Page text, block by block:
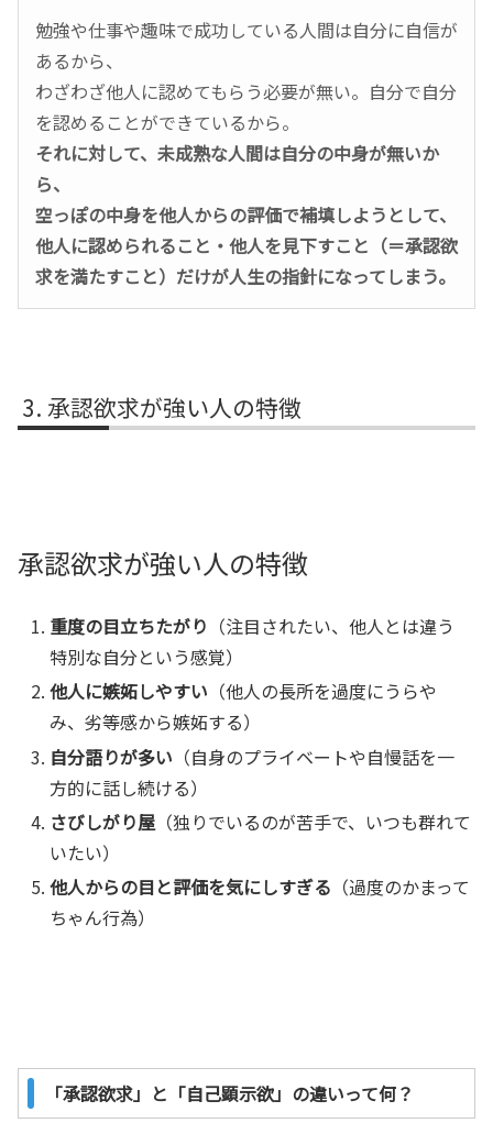
勉強や仕事や趣味で成功している人間は自分に自信が
あるから、
わざわざ他人に認めてもらう必要が無い。自分で自分
を認めることができているから。
それに対して、未成熟な人間は自分の中身が無いか
ら、
空っぽの中身を他人からの評価で補填しようとして、
他人に認められること・他人を見下すこと（＝承認欲
求を満たすこと）だけが人生の指針になってしまう。
承認欲求が強い人の特徴
承認欲求が強い人の特徴
重度の目立ちたがり （注目されたい、他人とは違う
特別な自分という感覚）
他人に嫉妬しやすい （他人の長所を過度にうらや
み、劣等感から嫉妬する）
自分語りが多い （自身のプライベートや自慢話を一
方的に話し続ける）
さびしがり屋 （独りでいるのが苦手で、いつも群れて
いたい）
他人からの目と評価を気にしすぎる （過度のかまって
ちゃん行為）
「承認欲求」と「自己顕示欲」の違いって何？